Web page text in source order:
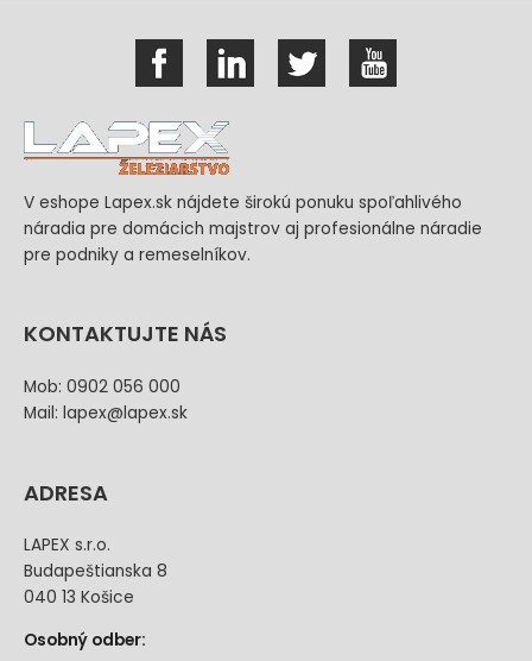
V eshope Lapex.sk nájdete širokú ponuku spoľahlivého
náradia pre domácich majstrov aj profesionálne náradie
pre podniky a remeselníkov.
KONTAKTUJTE NÁS
Mob: 0902 056 000
Mail: lapex@lapex.sk
ADRESA
LAPEX s.r.o.
Budapeštianska 8
040 13 Košice
Osobný odber: